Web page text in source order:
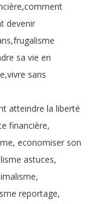
,comment
devenir
,frugalisme
sa vie en
,vivre sans
atteindre la liberté
financière,
, economiser son
astuces,
,
reportage,